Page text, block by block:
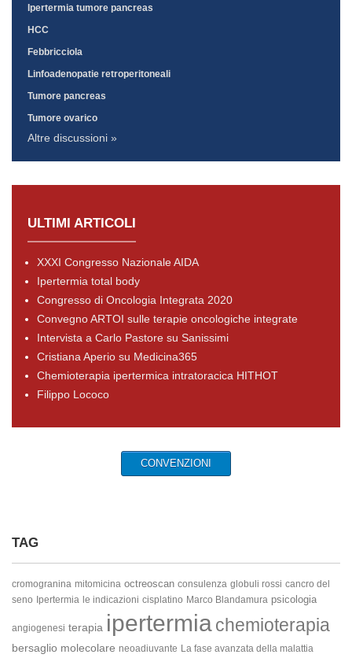
Ipertermia tumore pancreas
HCC
Febbricciola
Linfoadenopatie retroperitoneali
Tumore pancreas
Tumore ovarico
Altre discussioni »
ULTIMI ARTICOLI
XXXI Congresso Nazionale AIDA
Ipertermia total body
Congresso di Oncologia Integrata 2020
Convegno ARTOI sulle terapie oncologiche integrate
Intervista a Carlo Pastore su Sanissimi
Cristiana Aperio su Medicina365
Chemioterapia ipertermica intratoracica HITHOT
Filippo Lococo
CONVENZIONI
TAG
cromogranina mitomicina octreoscan consulenza globuli rossi cancro del
seno Ipertermia le indicazioni cisplatino Marco Blandamura psicologia
angiogenesi terapia ipertermiachemioterapia
bersaglio molecolare neoadiuvante La fase avanzata della malattia